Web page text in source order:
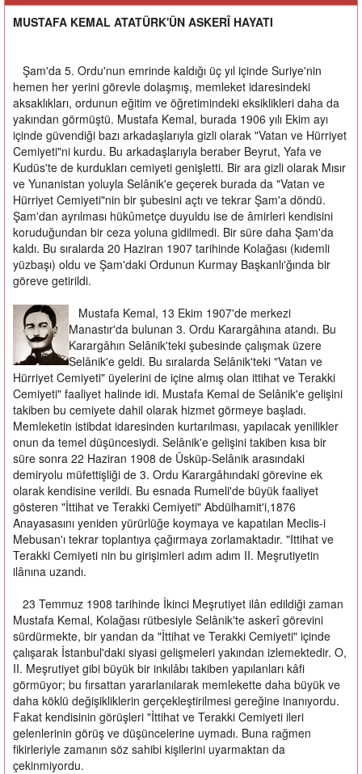
MUSTAFA KEMAL ATATÜRK'ÜN ASKERÎ HAYATI
Şam'da 5. Ordu'nun emrinde kaldığı üç yıl içinde Suriye'nin
hemen her yerini görevle dolaşmış, memleket idaresindeki
aksaklıkları, ordunun eğitim ve öğretimindeki eksiklikleri daha da
yakından görmüştü. Mustafa Kemal, burada 1906 yılı Ekim ayı
içinde güvendiği bazı arkadaşlarıyla gizli olarak "Vatan ve Hürriyet
Cemiyeti"ni kurdu. Bu arkadaşlarıyla beraber Beyrut, Yafa ve
Kudüs'te de kurdukları cemiyeti genişletti. Bir ara gizli olarak Mısır
ve Yunanistan yoluyla Selânik'e geçerek burada da "Vatan ve
Hürriyet Cemiyeti"nin bir şubesini açtı ve tekrar Şam'a döndü.
Şam'dan ayrılması hükûmetçe duyuldu ise de âmirleri kendisini
koruduğundan bir ceza yoluna gidilmedi. Bir süre daha Şam'da
kaldı. Bu sıralarda 20 Haziran 1907 tarihinde Kolağası (kıdemli
yüzbaşı) oldu ve Şam'daki Ordunun Kurmay Başkanlı'ğında bir
göreve getirildi.
Mustafa Kemal, 13 Ekim 1907'de merkezi
Manastır'da bulunan 3. Ordu Karargâhına atandı. Bu
Karargâhın Selânik'teki şubesinde çalışmak üzere
Selânik'e geldi. Bu sıralarda Selânik'teki "Vatan ve
Hürriyet Cemiyeti" üyelerini de içine almış olan ittihat ve Terakki
Cemiyeti" faaliyet halinde idi. Mustafa Kemal de Selânik'e gelişini
takiben bu cemiyete dahil olarak hizmet görmeye başladı.
Memleketin istibdat idaresinden kurtarılması, yapılacak yenilikler
onun da temel düşüncesiydi. Selânik'e gelişini takiben kısa bir
süre sonra 22 Haziran 1908 de Üsküp-Selânik arasındaki
demiryolu müfettişliği de 3. Ordu Karargâhındaki görevine ek
olarak kendisine verildi. Bu esnada Rumeli'de büyük faaliyet
gösteren "İttihat ve Terakki Cemiyeti" Abdülhamit'i,1876
Anayasasını yeniden yürürlüğe koymaya ve kapatılan Meclis-i
Mebusan'ı tekrar toplantıya çağırmaya zorlamaktadır. "Ittihat ve
Terakki Cemiyeti nin bu girişimleri adım adım II. Meşrutiyetin
ilânına uzandı.
23 Temmuz 1908 tarihinde İkinci Meşrutiyet ilân edildiği zaman
Mustafa Kemal, Kolağası rütbesiyle Selânik'te askerî görevini
sürdürmekte, bir yandan da "İttihat ve Terakki Cemiyeti" içinde
çalışarak İstanbul'daki siyasi gelişmeleri yakından izlemektedir. O,
II. Meşrutiyet gibi büyük bir inkılâbı takiben yapılanları kâfi
görmüyor; bu fırsattan yararlanılarak memlekette daha büyük ve
daha köklü değişikliklerin gerçekleştirilmesi gereğine inanıyordu.
Fakat kendisinin görüşleri "İttihat ve Terakki Cemiyeti ileri
gelenlerinin görüş ve düşüncelerine uymadı. Buna rağmen
fikirleriyle zamanın söz sahibi kişilerini uyarmaktan da
çekinmiyordu.